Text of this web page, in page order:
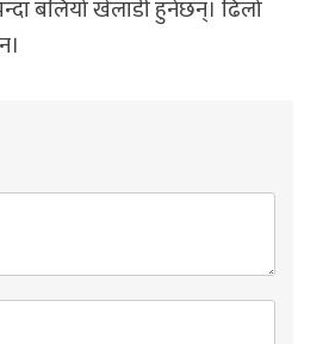
बलियो खेलाडी हुनेछन्। ढिलो